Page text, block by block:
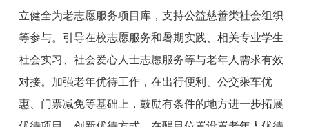
立健全为老志愿服务项目库，支持公益慈善类社会组织
等参与。引导在校志愿服务和暑期实践、相关专业学生
社会实习、社会爱心人士志愿服务等与老年人需求有效
对接。加强老年优待工作，在出行便利、公交乘车优
惠、门票减免等基础上，鼓励有条件的地方进一步拓展